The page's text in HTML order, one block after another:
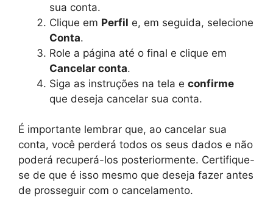
sua conta.
Clique em Perfil e, em seguida, selecione
Conta.
Role a página até o final e clique em
Cancelar conta.
Siga as instruções na tela e confirme
que deseja cancelar sua conta.
É importante lembrar que, ao cancelar sua
conta, você perderá todos os seus dados e não
poderá recuperá-los posteriormente. Certifique-
se de que é isso mesmo que deseja fazer antes
de prosseguir com o cancelamento.